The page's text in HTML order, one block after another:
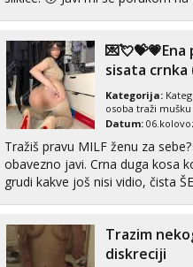
sisata
videa i c2c💗
Kategorija:
osoba traži
Datum:
Tražiš pravu MILF ženu za
obavezno javi. Crna duga kosa
grudi kakve još nisi vidio, čista
nisi vidio. Uvijek sam spremna
Trazim
diskreciji